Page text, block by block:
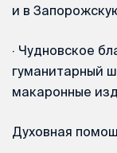
и в
· Чудновское
гуманитарный
макаронные
Духовная